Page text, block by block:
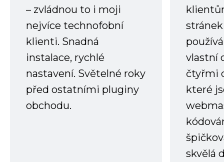
– zvládnou to i moji
nejvíce technofobní
klienti. Snadná
instalace, rychlé
nastavení. Světelné roky
před ostatními pluginy
obchodu.
vlastní
čtyřmi
které
skvělá